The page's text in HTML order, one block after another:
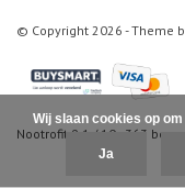
© Copyright 2026 - Theme
Nootrofit 9.1 / 10 363
Wij slaan cookies op
Ja